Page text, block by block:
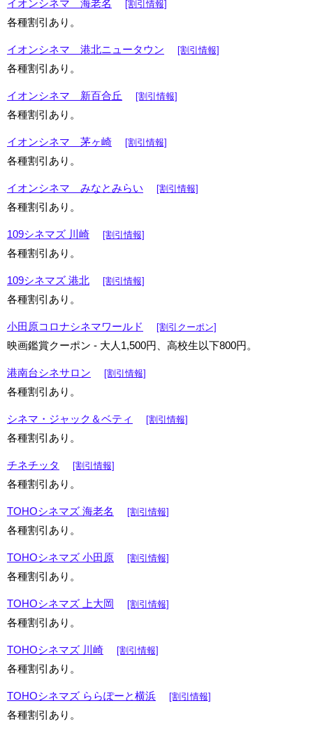
イオンシネマ 海老名 [割引情報]
各種割引あり。
イオンシネマ 港北ニュータウン [割引情報]
各種割引あり。
イオンシネマ 新百合丘 [割引情報]
各種割引あり。
イオンシネマ 茅ヶ崎 [割引情報]
各種割引あり。
イオンシネマ みなとみらい [割引情報]
各種割引あり。
109シネマズ 川崎 [割引情報]
各種割引あり。
109シネマズ 港北 [割引情報]
各種割引あり。
小田原コロナシネマワールド [割引クーポン]
映画鑑賞クーポン - 大人1,500円、高校生以下800円。
港南台シネサロン [割引情報]
各種割引あり。
シネマ・ジャック＆ベティ [割引情報]
各種割引あり。
チネチッタ [割引情報]
各種割引あり。
TOHOシネマズ 海老名 [割引情報]
各種割引あり。
TOHOシネマズ 小田原 [割引情報]
各種割引あり。
TOHOシネマズ 上大岡 [割引情報]
各種割引あり。
TOHOシネマズ 川崎 [割引情報]
各種割引あり。
TOHOシネマズ ららぽーと横浜 [割引情報]
各種割引あり。